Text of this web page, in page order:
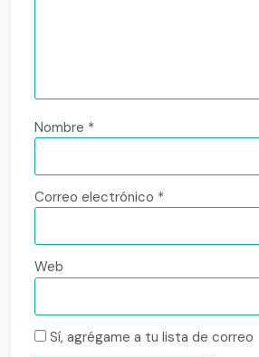
Nombre *
Correo electrónico *
Web
Sí, agrégame a tu lista de correo